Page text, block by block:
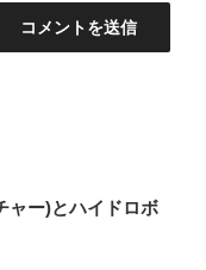
ャー)とハイドロボ